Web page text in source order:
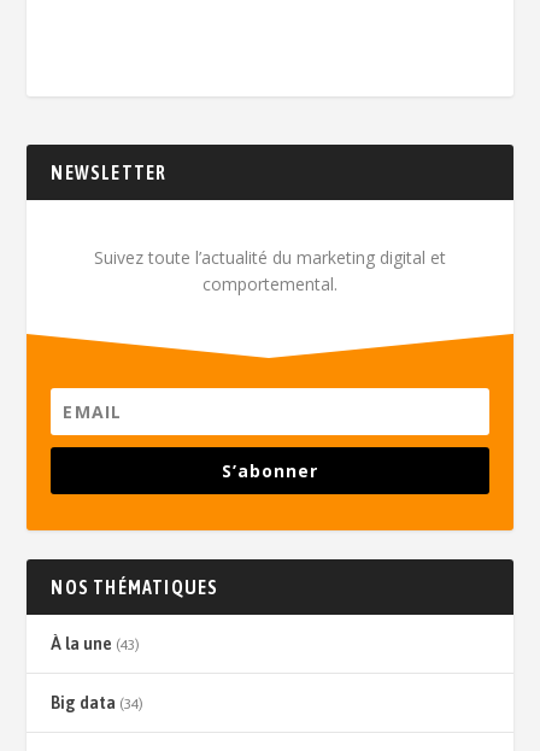
NEWSLETTER
Suivez toute l’actualité du marketing digital et
comportemental.
S’abonner
NOS THÉMATIQUES
À la une (43)
Big data (34)